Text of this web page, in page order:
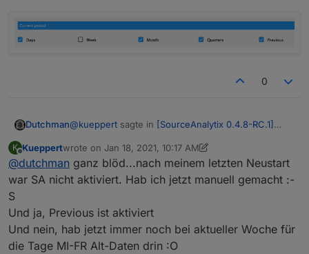
0
Dutchman@kueppert sagte in [SourceAnalytix 0.4.8-RC.1]
Dutchman kurze Frage: sollte hier nicht alles
auf 0,00 stehen? Haben doch Montag?
hast du previous aktiviert ?
K
Offline
Kueppertwrote on Jan 18, 2021, 10:17 AM
last edited by KueppertJan 18, 2021, 11:24 AM
@dutchman ganz blöd...nach meinem letzten Neustart
war SA nicht aktiviert. Hab ich jetzt manuell gemacht :-
S
Und ja, Previous ist aktiviert
Und nein, hab jetzt immer noch bei aktueller Woche für
die Tage MI-FR Alt-Daten drin :O